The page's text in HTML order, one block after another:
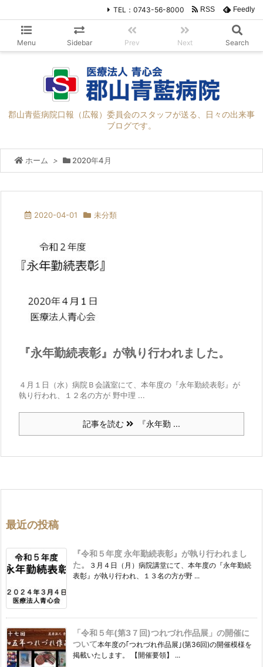
Menu Sidebar Prev Next Search
TEL：0743-56-8000 RSS Feedly
郡山青藍病院口報（広報）委員会のスタッフが送る、日々の出来事
ブログです。
ホーム > 2020年4月
2020-04-01 未分類
『永年勤続表彰』が執り行われました。
４月１日（水）病院Ｂ会議室にて、本年度の『永年勤続表彰』が
執り行われ、１２名の方が 野中理 ...
記事を読む 『永年勤 ...
最近の投稿
『令和５年度 永年勤続表彰』が執り行われまし
た。
３月４日（月）病院講堂にて、本年度の『永年勤続
表彰』が執り行われ、１３名の方が野 ...
「令和５年(第3７回)つれづれ作品展」の開催に
ついて本年度の｢つれづれ作品展｣(第36回)の開催模様を
掲載いたします。 【開催要領】 ...